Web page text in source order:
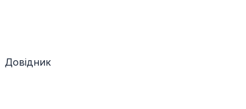
Довідник